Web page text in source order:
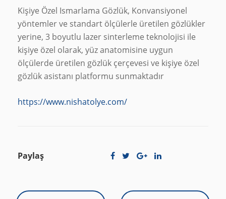
Kişiye Özel Ismarlama Gözlük, Konvansiyonel
yöntemler ve standart ölçülerle üretilen gözlükler
yerine, 3 boyutlu lazer sinterleme teknolojisi ile
kişiye özel olarak, yüz anatomisine uygun
ölçülerde üretilen gözlük çerçevesi ve kişiye özel
gözlük asistanı platformu sunmaktadır
https://www.nishatolye.com/
Paylaş